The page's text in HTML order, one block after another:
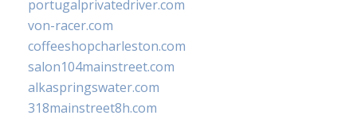
portugalprivatedriver.com
von-racer.com
coffeeshopcharleston.com
salon104mainstreet.com
alkaspringswater.com
318mainstreet8h.com